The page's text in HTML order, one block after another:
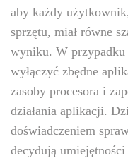
aby każdy
sprzętu, miał równe
wyniku. W przypadku
wyłączyć zbędne
zasoby procesora i
działania aplikacji.
doświadczeniem
decydują